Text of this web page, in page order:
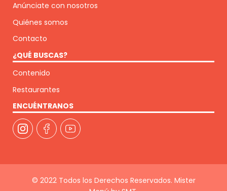
Anúnciate con nosotros
Quiénes somos
Contacto
¿QUÉ BUSCAS?
Contenido
Restaurantes
ENCUÉNTRANOS
© 2022 Todos los Derechos Reservados. Mister